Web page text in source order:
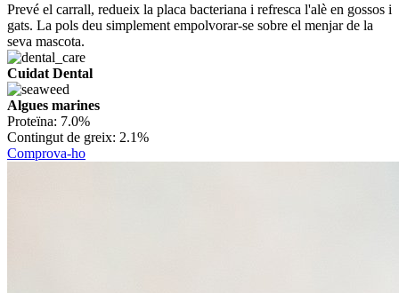
Prevé el carrall, redueix la placa bacteriana i refresca l'alè en gossos i
gats. La pols deu simplement empolvorar-se sobre el menjar de la
seva mascota.
Cuidat Dental
Algues marines
Proteïna: 7.0%
Contingut de greix: 2.1%
Comprova-ho